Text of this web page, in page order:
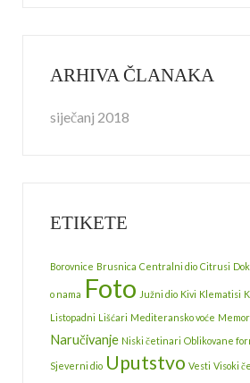
ARHIVA ČLANAKA
siječanj 2018
ETIKETE
Borovnice Brusnica Centralni dio Citrusi
o nama Foto Južni dio Kivi Klematisi
Listopadni Lišćari Mediteransko voće
Naručivanje Niski četinari Oblikovane
Sjeverni dio Uputstvo Vesti Visoki